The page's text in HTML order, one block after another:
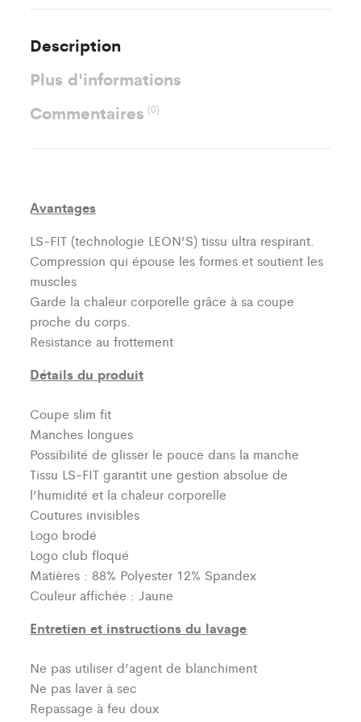
Description
Plus d'informations
Commentaires(0)
Avantages
LS-FIT (technologie LEON’S)tissu ultra respirant.
Compression qui épouse les formes et soutient les
muscles
Garde la chaleur corporelle grâce à sa coupe
proche du corps.
Resistance au frottement
Détails du produit
Coupe slim fit
Manches longues
Possibilité de glisser le pouce dans la manche
Tissu LS-FIT garantit une gestion absolue de
l’humidité et la chaleur corporelle
Coutures invisibles
Logo brodé
Logo club floqué
Matières : 88% Polyester 12% Spandex
Couleur affichée : Jaune
Entretien et instructions du lavage
Ne pas utiliser d’agent de blanchiment
Ne pas laver à sec
Repassage à feu doux